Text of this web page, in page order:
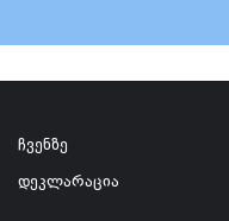
ჩვენზე
დეკლარაცია